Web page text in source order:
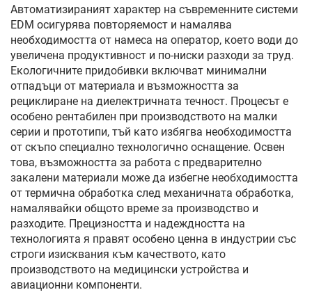
Автоматизираният характер на съвременните системи
EDM осигурява повторяемост и намалява
необходимостта от намеса на оператор, което води до
увеличена продуктивност и по-ниски разходи за труд.
Екологичните придобивки включват минимални
отпадъци от материала и възможността за
рециклиране на диелектричната течност. Процесът е
особено рентабилен при производството на малки
серии и прототипи, тъй като избягва необходимостта
от скъпо специално технологично оснащение. Освен
това, възможността за работа с предварително
закалени материали може да избегне необходимостта
от термична обработка след механичната обработка,
намалявайки общото време за производство и
разходите. Прецизността и надеждността на
технологията я правят особено ценна в индустрии със
строги изисквания към качеството, като
производството на медицински устройства и
авиационни компоненти.